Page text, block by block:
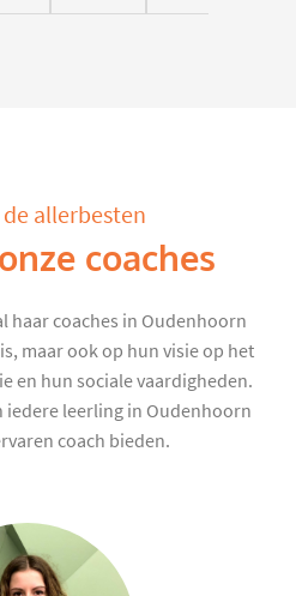
allerbesten
coaches
haar coaches in Oudenhoorn
maar ook op hun visie op het
en hun sociale vaardigheden.
iedere leerling in Oudenhoorn
coach bieden.